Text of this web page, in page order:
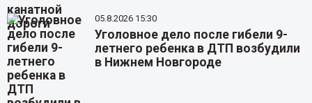
05.8.2026 15:30
Уголовное дело после гибели 9-
летнего ребенка в ДТП возбудили
в Нижнем Новгороде